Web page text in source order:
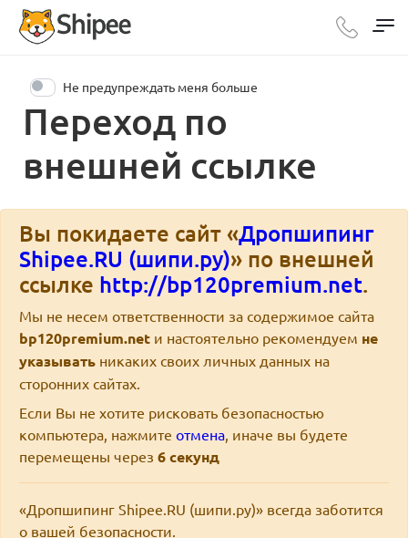
Переход по
внешней ссылке
Не предупреждать меня больше
Вы покидаете сайт «Дропшипинг
Shipee.RU (шипи.ру)» по внешней
ссылке http://bp120premium.net.
Мы не несем ответственности за содержимое сайта
bp120premium.net и настоятельно рекомендуем не
указывать никаких своих личных данных на
сторонних сайтах.
Если Вы не хотите рисковать безопасностью
компьютера, нажмите отмена, иначе вы будете
перемещены через 6секунд
«Дропшипинг Shipee.RU (шипи.ру)» всегда заботится
о вашей безопасности.